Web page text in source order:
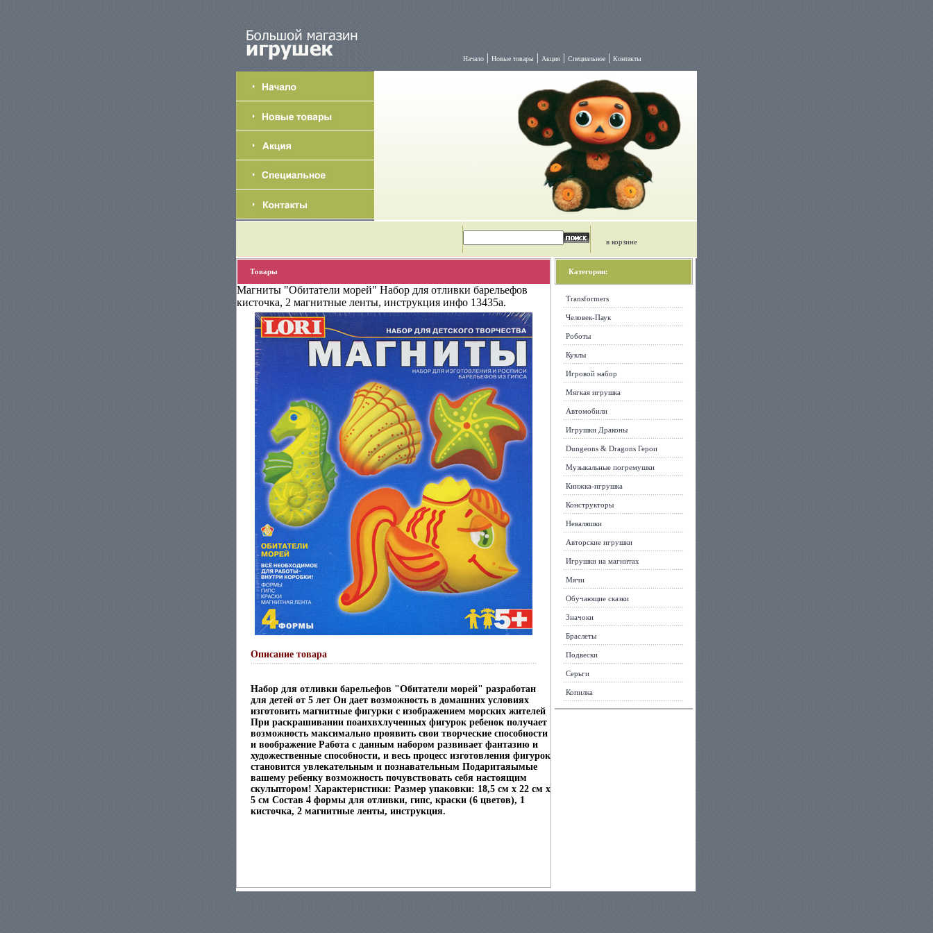
Начало | Новые товары | Акция | Специальное | Контакты
в корзине
Товары
Магниты "Обитатели морей" Набор для отливки барельефов
кисточка, 2 магнитные ленты, инструкция инфо 13435a.
Описание товара
Набор для отливки барельефов "Обитатели морей" разработан
для детей от 5 лет Он дает возможность в домашних условиях
изготовить магнитные фигурки с изображением морских жителей
При раскрашивании поанхвхлученных фигурок ребенок получает
возможность максимально проявить свои творческие способности
и воображение Работа с данным набором развивает фантазию и
художественные способности, и весь процесс изготовления фигурок
становится увлекательным и познавательным Подаритаяымые
вашему ребенку возможность почувствовать себя настоящим
скульптором! Характеристики: Размер упаковки: 18,5 см х 22 см х
5 см Состав 4 формы для отливки, гипс, краски (6 цветов), 1
кисточка, 2 магнитные ленты, инструкция.
Категории:
Transformers
Человек-Паук
Роботы
Куклы
Игровой набор
Мягкая игрушка
Автомобили
Игрушки Драконы
Dungeons & Dragons Герои
Музыкальные погремушки
Книжка-игрушка
Конструкторы
Неваляшки
Авторские игрушки
Игрушки на магнитах
Мячи
Обучающие сказки
Значоки
Браслеты
Подвески
Серьги
Копилка